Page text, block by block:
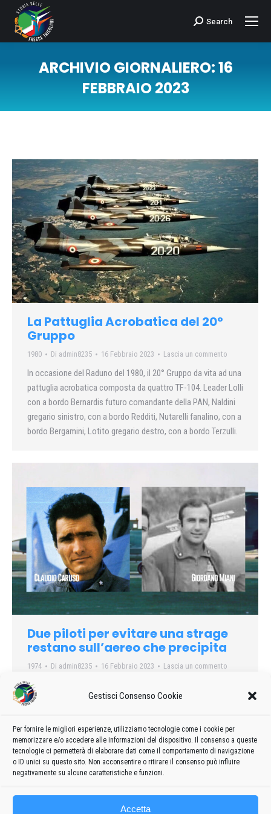
Gestisci Consenso Cookie
Per fornire le migliori esperienze, utilizziamo tecnologie come i cookie per
memorizzare e/o accedere alle informazioni del dispositivo. Il consenso a queste
tecnologie ci permetterà di elaborare dati come il comportamento di navigazione
o ID unici su questo sito. Non acconsentire o ritirare il consenso può influire
negativamente su alcune caratteristiche e funzioni.
Accetta
Cerca:Search
ARCHIVIO GIORNALIERO:16
FEBBRAIO 2023
La Pattuglia Acrobatica del 20°
Gruppo
1980 Di admin8235 16 Febbraio 2023 Lascia un commento
In occasione del Raduno del 1980, il 20° Gruppo da vita ad una
pattuglia acrobatica composta da quattro TF-104. Leader Lolli
con a bordo Bernardis futuro comandante della PAN, Naldini
gregario sinistro, con a bordo Redditi, Nutarelli fanalino, con a
bordo Bergamini, Lotito gregario destro, con a bordo Terzulli.
Due piloti per evitare una strage
restano sull’aereo che precipita
1974 Di admin8235 16 Febbraio 2023 Lascia un commento
Il sacrificio di due ufficiali piloti ha evitato oggi pomeriggio che
si verificasse una strage di proporzioni spaventose: potevano
sorvolavano l’aeroporto di Peretola, a Firenze, ma sono
rimasti al loro posto, per dirigere l’apparecchio, che
precipitava, su un canalone coperto in un cortile